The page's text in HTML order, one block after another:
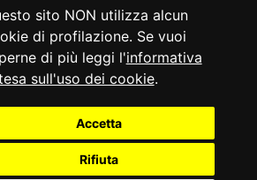
sito NON utilizza alcun
di profilazione. Se vuoi
di più leggi l'informativa
sull'uso dei cookie.
Accetta
Rifiuta
|note legali |glossario
media policy
accessibilità |feedback
cookie
Realizzato da